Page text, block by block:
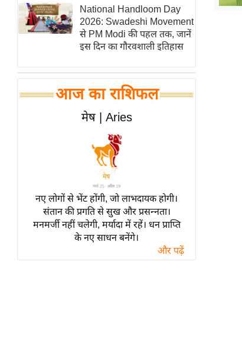
साहित्य जगत
ऑटो वर्ल्ड
न्यूज ब्रीफ
बॉलीवुड
हॉलीवुड
फिल्म समीक्षा
लाइफस्टाइल
टेक्नॉलॉजी
ब्यूटी/फैशन
घरेलू नुस्खे
पर्यटन स्थल
फिटनेस मंत्रा
National Handloom Day
2026: Swadeshi Movement
से PM Modi की पहल तक, जानें
इस दिन का गौरवशाली इतिहास
आज का राशिफल
मेष | Aries
नए लोगों से भेंट होंगी, जो लाभदायक होगी।
संतान की प्रगति से सुख और प्रसन्नता।
मनमर्जी नहीं चलेगी, मर्यादा में रहें। धन प्राप्ति
के नए साधन बनेंगे।
और पढ़ें